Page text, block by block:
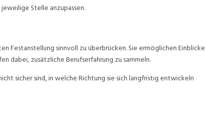
Stelle anzupassen.
Festanstellung sinnvoll zu überbrücken. Sie ermöglichen Einblicke
dabei, zusätzliche Berufserfahrung zu sammeln.
sicher sind, in welche Richtung sie sich langfristig entwickeln